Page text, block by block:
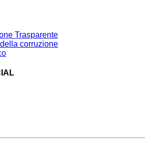
Trasparente
corruzione